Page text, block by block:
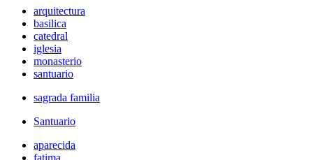
arquitectura
basilica
catedral
iglesia
monasterio
santuario
sagrada familia
Santuario
aparecida
fatima